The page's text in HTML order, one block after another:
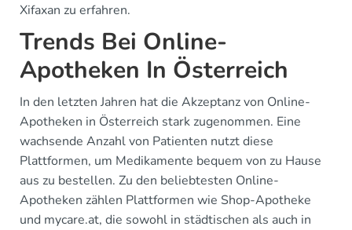
Xifaxan zu erfahren.
Trends Bei Online-
Apotheken In Österreich
In den letzten Jahren hat die Akzeptanz von Online-
Apotheken in Österreich stark zugenommen. Eine
wachsende Anzahl von Patienten nutzt diese
Plattformen, um Medikamente bequem von zu Hause
aus zu bestellen. Zu den beliebtesten Online-
Apotheken zählen Plattformen wie Shop-Apotheke
und mycare.at, die sowohl in städtischen als auch in